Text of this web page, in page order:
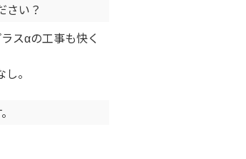
さい？
スαの工事も快く
。